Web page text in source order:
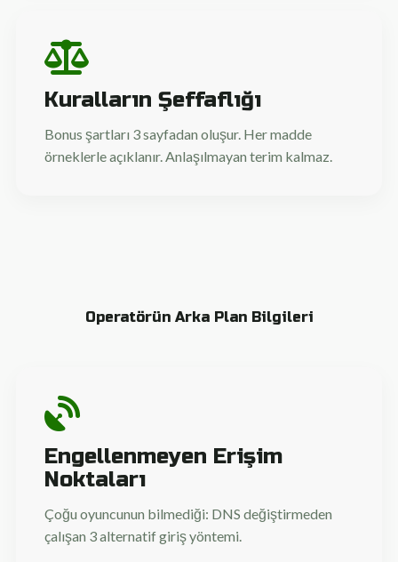
Kuralların Şeffaflığı
Bonus şartları 3 sayfadan oluşur. Her madde
örneklerle açıklanır. Anlaşılmayan terim kalmaz.
Operatörün Arka Plan Bilgileri
Engellenmeyen Erişim
Noktaları
Çoğu oyuncunun bilmediği: DNS değiştirmeden
çalışan 3 alternatif giriş yöntemi.